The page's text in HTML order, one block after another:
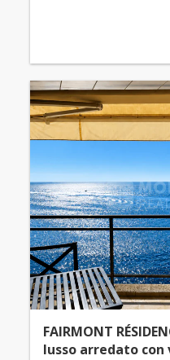
FAIRMONT
lusso arredato con